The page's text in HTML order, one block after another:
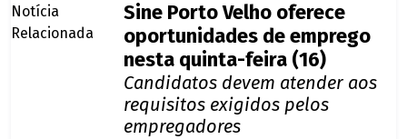
Sine Porto Velho oferece
oportunidades de emprego
nesta quinta-feira (16)
Candidatos devem atender aos
requisitos exigidos pelos
empregadores